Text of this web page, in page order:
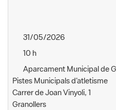
31/05/2026
10 h
Aparcament Municipal de
Pistes Municipals d’atletisme
Carrer de Joan Vinyoli, 1
Granollers